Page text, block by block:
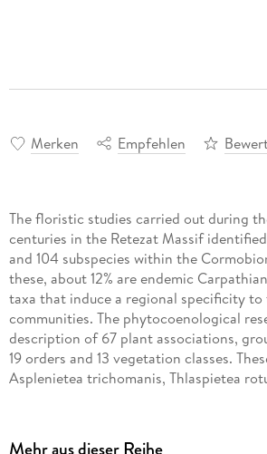
Merken Empfehlen
The floristic studies carried out during
centuries in the Retezat Massif identified
and 104 subspecies within the
these, about 12% are endemic
taxa that induce a regional specificity
communities. The phytocoenological
description of 67 plant associations,
19 orders and 13 vegetation classes.
Asplenietea trichomanis, Thlaspietea
Caricetea curvulae, Loisleurio-